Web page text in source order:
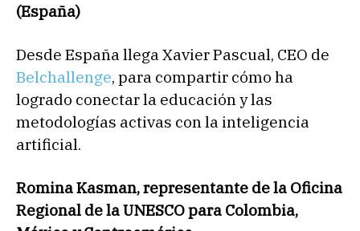
(España)
Desde España llega Xavier Pascual, CEO de
Belchallenge, para compartir cómo ha
logrado conectar la educación y las
metodologías activas con la inteligencia
artificial.
Romina Kasman, representante de la Oficina
Regional de la UNESCO para Colombia,